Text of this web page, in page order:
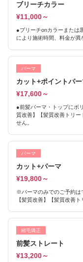
ブリーチカラー
¥11,000～
●ブリーチonカラーまたは
により施術時間、料金が異
パーマ
カット+ポイントパ
¥17,600～
●前髪パーマ・トップにボ
質改善】【髪質改善トリ
せん。
パーマ
カット+パーマ
¥19,800～
※パーマのみでのご予約は
【髪質改善】【髪質改善ト
縮毛矯正
前髪ストレート
¥13,200～